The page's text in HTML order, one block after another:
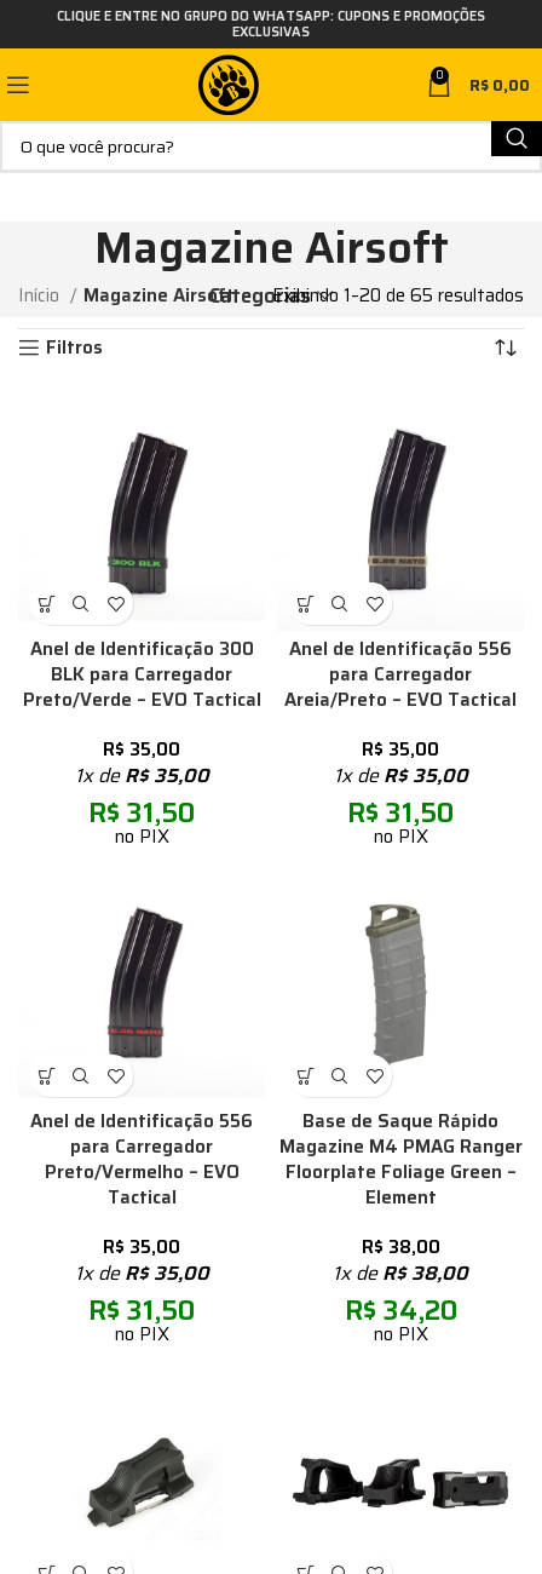
CLIQUE E ENTRE NO GRUPO DO WHATSAPP: CUPONS E PROMOÇÕES
EXCLUSIVAS
0 R$0,00
Magazine Airsoft
Categorias
Início Magazine Airsoft
Exibindo 1–20 de 65 resultados
Filtros
Anel de Identificação 300
BLK para Carregador
Preto/Verde – EVO Tactical
R$ 35,00
1x deR$35,00
R$ 31,50
no PIX
Anel de Identificação 556
para Carregador
Areia/Preto – EVO Tactical
R$ 35,00
1x deR$35,00
R$ 31,50
no PIX
Anel de Identificação 556
para Carregador
Preto/Vermelho – EVO
Tactical
R$ 35,00
1x deR$35,00
R$ 31,50
no PIX
Base de Saque Rápido
Magazine M4 PMAG Ranger
Floorplate Foliage Green –
Element
R$ 38,00
1x deR$38,00
R$ 34,20
no PIX